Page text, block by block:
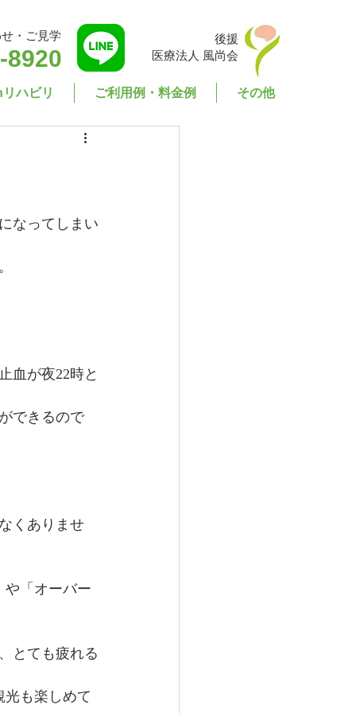
・ご見学
8920
後援
医療法人 風尚会
ハビリ ご利用例・料金例 その他
なってしまい
血が夜22時と
できるので
くありませ
や「オーバー
とても疲れる
光も楽しめて